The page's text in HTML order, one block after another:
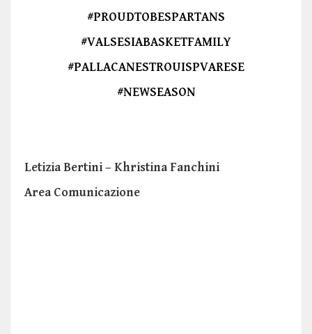
#PROUDTOBESPARTANS
#VALSESIABASKETFAMILY
#PALLACANESTROUISPVARESE
#NEWSEASON
Letizia Bertini – Khristina Fanchini
Area Comunicazione